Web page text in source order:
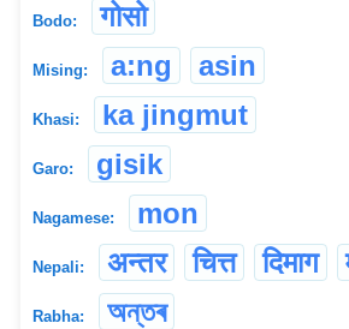
Bodo: गोसो
Mising: a:ng asin
Khasi: ka jingmut
Garo: gisik
Nagamese: mon
Nepali: अन्तर चित्त दिमाग
Rabha: অন্তৰ